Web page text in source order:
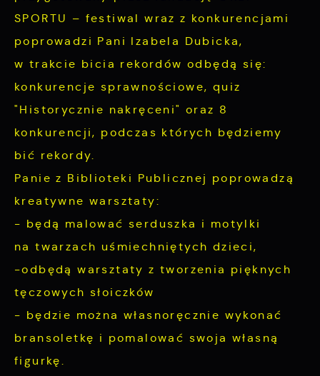
SPORTU – festiwal wraz z konkurencjami
poprowadzi Pani Izabela Dubicka,
w trakcie bicia rekordów odbędą się:
konkurencje sprawnościowe, quiz
"Historycznie nakręceni" oraz 8
konkurencji, podczas których będziemy
bić rekordy.
Panie z Biblioteki Publicznej poprowadzą
kreatywne warsztaty:
- będą malować serduszka i motylki
na twarzach uśmiechniętych dzieci,
-odbędą warsztaty z tworzenia pięknych
tęczowych słoiczków
- będzie można własnoręcznie wykonać
bransoletkę i pomalować swoja własną
figurkę.
Cookies analityczne pozwalają na uzyskanie
informacji w zakresie wykorzystywania witryny
internetowej, miejsca oraz częstotliwości, z
pozwalają nam na ocenę naszych serwisów
internetowych pod względem ich popularności
wśród użytkowników. Zgromadzone informacje
są przetwarzane w formie zanonimizowanej.
Wyrażenie zgody na analityczne pliki cookies
gwarantuje dostępność wszystkich
Więcej
Dzięki reklamowym plikom cookies
aktualności na stronach naszych partnerów.
Promocyjne pliki cookies służą do
prezentowania Ci naszych komunikatów na
podstawie analizy Twoich upodobań oraz
Twoich zwyczajów dotyczących przeglądanej
witryny internetowej. Treści promocyjne mogą
pojawić się na stronach podmiotów trzecich
innych dostawców usług. Firmy te działają w
charakterze pośredników prezentujących nasze
treści w postaci wiadomości, ofert,
komunikatów mediów społecznościowych.
Więcej